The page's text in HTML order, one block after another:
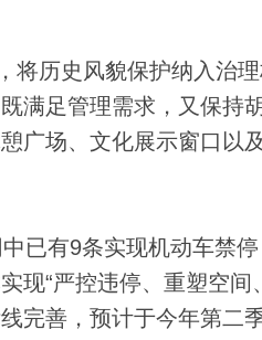
历史风貌保护纳入治理
满足管理需求，又保持
广场、文化展示窗口以
有9条实现机动车禁停
现“严控违停、重塑空间
完善，预计于今年第二